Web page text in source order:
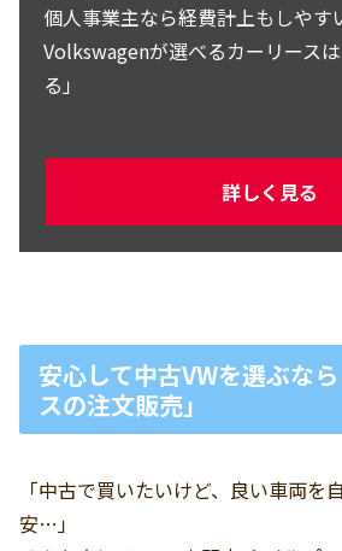
個人事業主なら経費計上もしやす
Volkswagenが選べるカーリース
る」
詳しく見る
安心して中古VWを選ぶな
スの注文販売」
「中古で買いたいけど、良い車両を
安…」